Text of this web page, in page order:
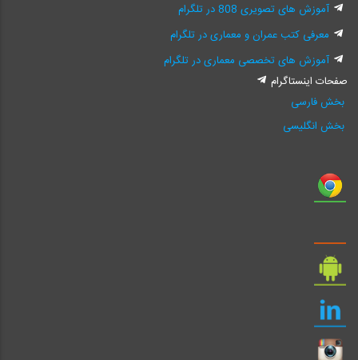
آموزش های تصویری 808 در تلگرام
معرفی کتب عمران و معماری در تلگرام
آموزش های تخصصی معماری در تلگرام
صفحات اینستاگرام
بخش فارسی
بخش انگلیسی